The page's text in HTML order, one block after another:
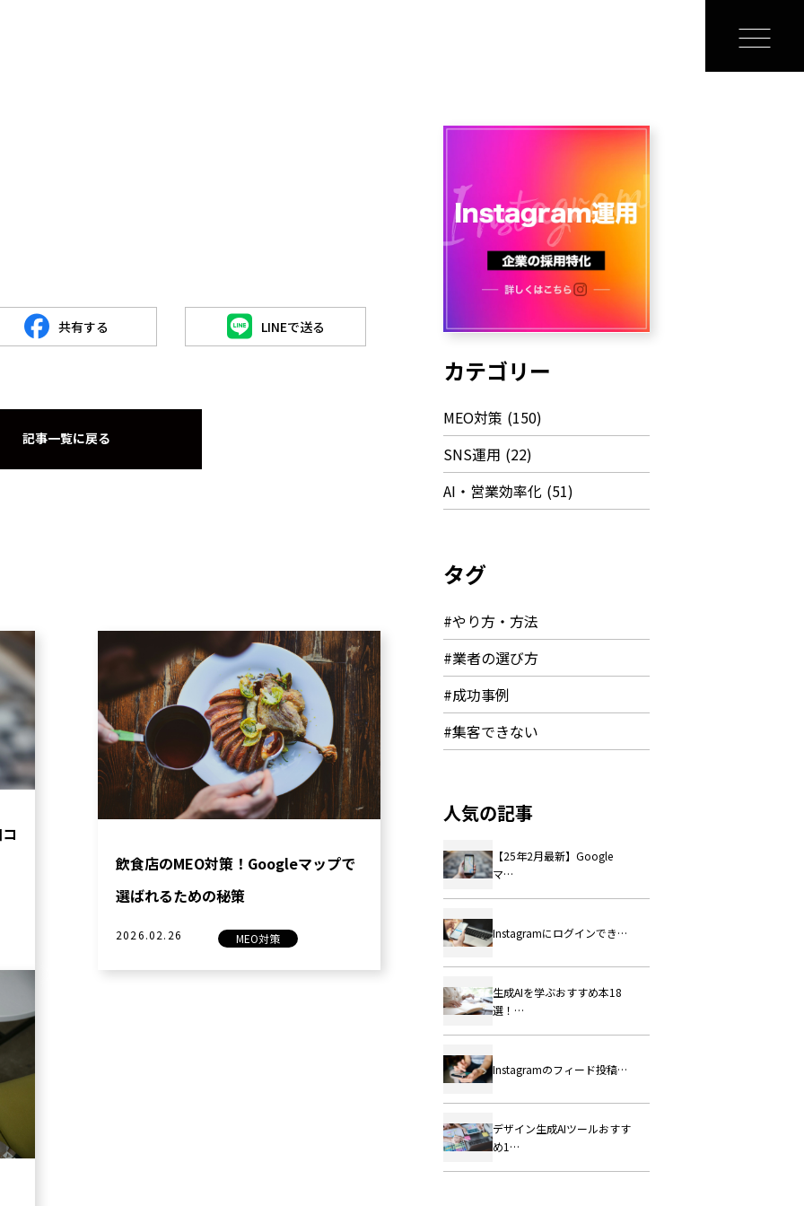
共有する LINEで送る
記事一覧に戻る
飲食店のMEO対策！Googleマップで
選ばれるための秘策
2026.02.26 MEO対策
カテゴリー
MEO対策 (150)
SNS運用 (22)
AI・営業効率化 (51)
タグ
#やり方・方法
#業者の選び方
#成功事例
#集客できない
人気の記事
【25年2月最新】Google
マ…
Instagramにログインでき…
生成AIを学ぶおすすめ本18
選！…
Instagramのフィード投稿…
デザイン生成AIツールおすす
め1…